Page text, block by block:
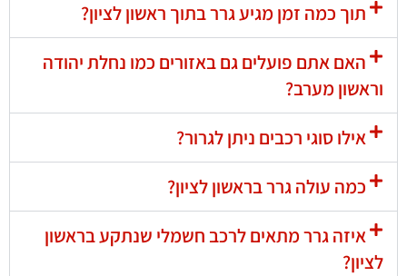
תוך כמה זמן מגיע גרר בתוך ראשון לציון?
האם אתם פועלים גם באזורים כמו נחלת יהודה
וראשון מערב?
אילו סוגי רכבים ניתן לגרור?
כמה עולה גרר בראשון לציון?
איזה גרר מתאים לרכב חשמלי שנתקע בראשון
לציון?